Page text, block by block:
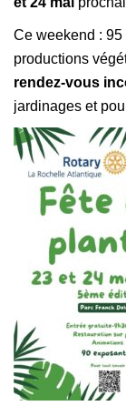
Ce weekend : 95
productions
rendez-vous
jardinages et